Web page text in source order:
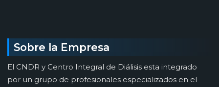
Sobre la Empresa
El CNDR y Centro Integral de Diálisis esta integrado
por un grupo de profesionales especializados en el